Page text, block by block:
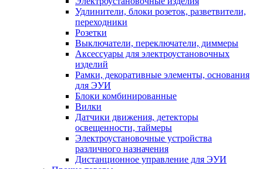
Удлинители, блоки розеток, разветвители,
переходники
Розетки
Выключатели, переключатели, диммеры
Аксессуары для электроустановочных
изделий
Рамки, декоративные элементы, основания
для ЭУИ
Блоки комбинированные
Вилки
Датчики движения, детекторы
освещенности, таймеры
Электроустановочные устройства
различного назначения
Дистанционное управление для ЭУИ